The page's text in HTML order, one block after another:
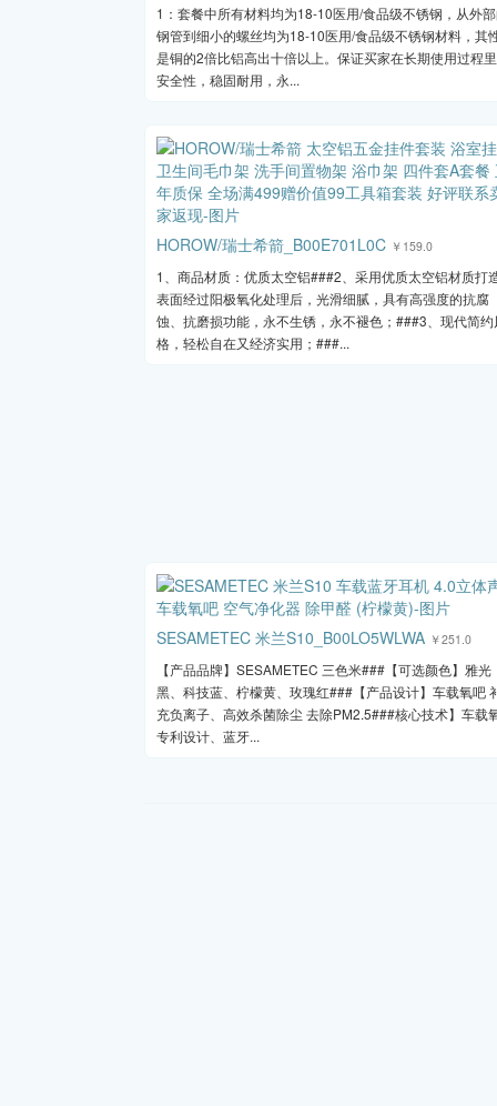
1：套餐中所有材料均为18-10医用/食品级不锈钢，从外
钢管到细小的螺丝均为18-10医用/食品级不锈钢材料，其
是铜的2倍比铝高出十倍以上。保证买家在长期使用过程
安全性，稳固耐用，永...
HOROW/瑞士希箭_B00E701L0C ￥159.0
1、商品材质：优质太空铝###2、采用优质太空铝材质打
表面经过阳极氧化处理后，光滑细腻，具有高强度的抗腐
蚀、抗磨损功能，永不生锈，永不褪色；###3、现代简约
格，轻松自在又经济实用；###...
SESAMETEC 米兰S10_B00LO5WLWA ￥251.0
【产品品牌】SESAMETEC 三色米###【可选颜色】雅光
黑、科技蓝、柠檬黄、玫瑰红###【产品设计】车载氧吧
充负离子、高效杀菌除尘 去除PM2.5###核心技术】车载
专利设计、蓝牙...